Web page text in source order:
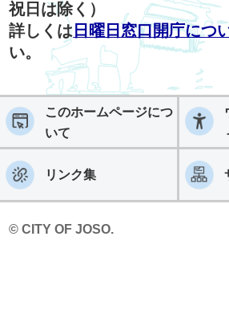
祝日は除く）
詳しくは 日曜日窓口開庁につ
い。
このホームページにつ
いて
リンク集
© CITY OF JOSO.